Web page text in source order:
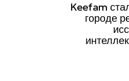
Keefam
городе